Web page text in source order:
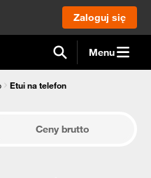
Zaloguj się
Menu
Etui na telefon
Ceny brutto